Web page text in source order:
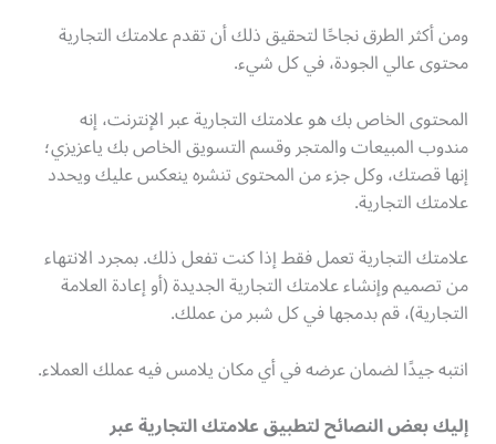
ومن أكثر الطرق نجاحًا لتحقيق ذلك أن تقدم علامتك التجارية
محتوى عالي الجودة، في كل شيء.
المحتوى الخاص بك هو علامتك التجارية عبر الإنترنت، إنه
مندوب المبيعات والمتجر وقسم التسويق الخاص بك ياعزيزي؛
إنها قصتك، وكل جزء من المحتوى تنشره ينعكس عليك ويحدد
علامتك التجارية.
علامتك التجارية تعمل فقط إذا كنت تفعل ذلك. بمجرد الانتهاء
من تصميم وإنشاء علامتك التجارية الجديدة (أو إعادة العلامة
التجارية)، قم بدمجها في كل شبر من عملك.
انتبه جيدًا لضمان عرضه في أي مكان يلامس فيه عملك العملاء.
إليك بعض النصائح لتطبيق علامتك التجارية عبر